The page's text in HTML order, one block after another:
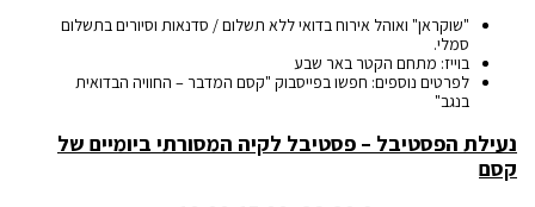
"שוקראן" ואוהל אירוח בדואי ללא תשלום / סדנאות וסיורים בתשלום
סמלי.
בוייז: מתחם הקטר באר שבע
לפרטים נוספים: חפשו בפייסבוק "קסם המדבר – החוויה הבדואית
בנגב"
נעילת הפסטיבל – פסטיבל לקיה המסורתי ביומיים של
קסם